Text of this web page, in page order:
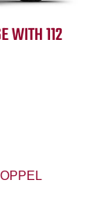
WITH 112